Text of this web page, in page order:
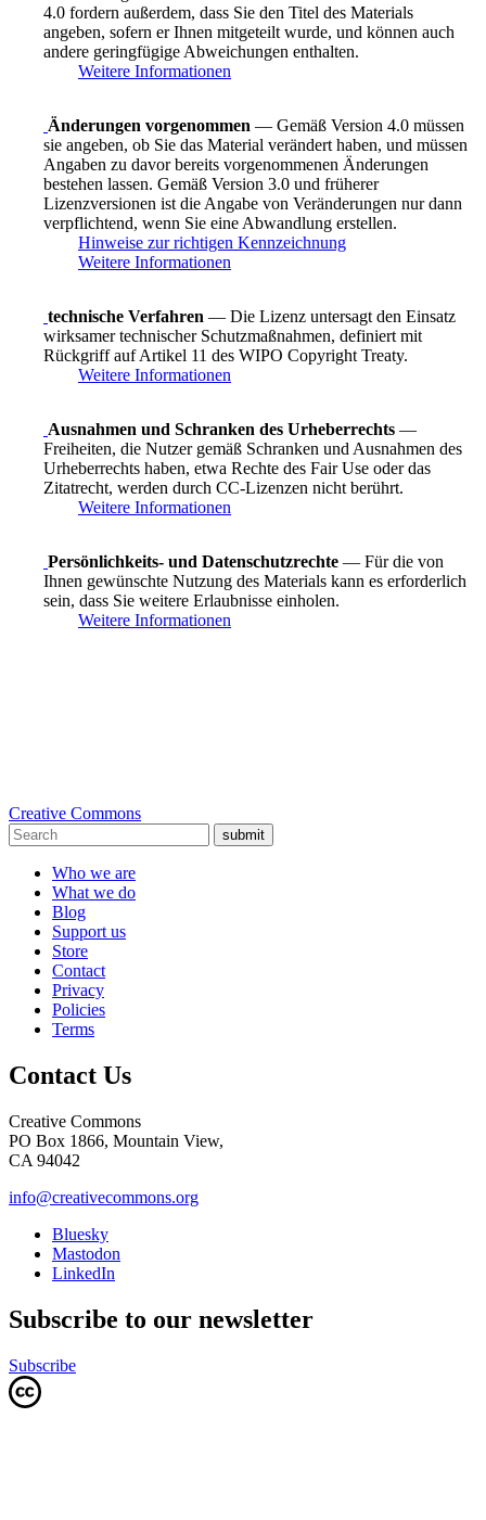
4.0 fordern außerdem, dass Sie den Titel des Materials
angeben, sofern er Ihnen mitgeteilt wurde, und können auch
andere geringfügige Abweichungen enthalten.
Weitere Informationen
Änderungen vorgenommen — Gemäß Version 4.0 müssen
sie angeben, ob Sie das Material verändert haben, und müssen
Angaben zu davor bereits vorgenommenen Änderungen
bestehen lassen. Gemäß Version 3.0 und früherer
Lizenzversionen ist die Angabe von Veränderungen nur dann
verpflichtend, wenn Sie eine Abwandlung erstellen.
Hinweise zur richtigen Kennzeichnung
Weitere Informationen
technische Verfahren — Die Lizenz untersagt den Einsatz
wirksamer technischer Schutzmaßnahmen, definiert mit
Rückgriff auf Artikel 11 des WIPO Copyright Treaty.
Weitere Informationen
Ausnahmen und Schranken des Urheberrechts —
Freiheiten, die Nutzer gemäß Schranken und Ausnahmen des
Urheberrechts haben, etwa Rechte des Fair Use oder das
Zitatrecht, werden durch CC-Lizenzen nicht berührt.
Weitere Informationen
Persönlichkeits- und Datenschutzrechte — Für die von
Ihnen gewünschte Nutzung des Materials kann es erforderlich
sein, dass Sie weitere Erlaubnisse einholen.
Weitere Informationen
Creative Commons
submit
Who we are
What we do
Blog
Support us
Store
Contact
Privacy
Policies
Terms
Contact Us
Creative Commons
PO Box 1866, Mountain View,
CA 94042
info@creativecommons.org
Bluesky
Mastodon
LinkedIn
Subscribe to our newsletter
Subscribe